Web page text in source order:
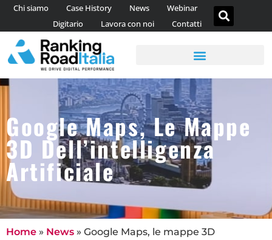
Chi siamo Case History News
Webinar
Digitario
Lavora con noi Contatti
Google Maps, Le Mappe
3D Dell’intelligenza
Artificiale
Home » News » Google Maps, le mappe 3D